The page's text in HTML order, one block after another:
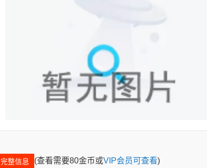
整信息 (查看需要80金币或VIP会员可查看)